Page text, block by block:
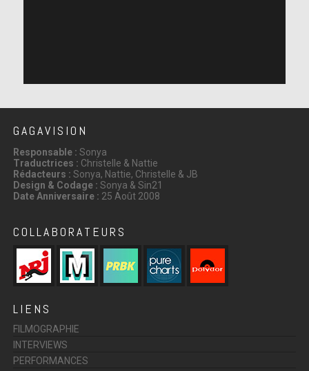
GAGAVISION
Responsable : Sonya
Traductrices : Christelle & Nattie
Rédacteurs : Sonya, Nattie, Christelle & JB
Design & Codage : Sonya & Sin21
Date Anniversaire : 25 Août 2008
COLLABORATEURS
LIENS
FILMOGRAPHIE
INTERVIEWS
PERFORMANCES